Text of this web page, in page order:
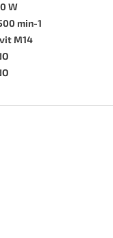
W
min-1
M14